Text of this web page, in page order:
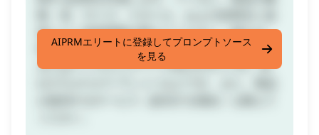
加したい追加情報を教えてください。例えば、
青色の8オンスセラミック製コーヒーカップ、
またはメンズとレディース向けのサイズS、M、
AIPRMエリートに登録してプロンプトソース
を見る